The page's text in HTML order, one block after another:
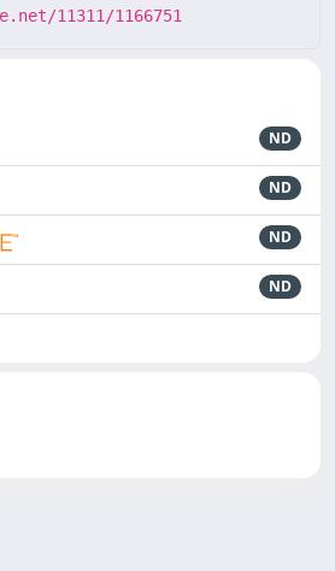
11311/1166751
ND
ND
ND
ND